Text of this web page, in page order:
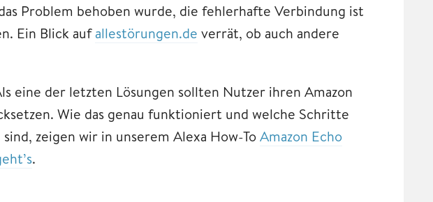
Problem behoben wurde, die fehlerhafte Verbindung ist
Ein Blick aufallestörungen.de verrät, ob auch andere
eine der letzten Lösungen sollten Nutzer ihren Amazon
Wie das genau funktioniert und welche Schritte
zeigen wir in unserem Alexa How-ToAmazon Echo
.